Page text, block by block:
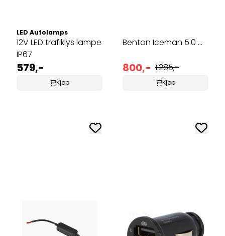
LED Autolamps
12V LED trafiklys lampe
IP67
579,-
Kjøp
Benton Iceman 5.0 ...
800,- 1.285,-
Kjøp